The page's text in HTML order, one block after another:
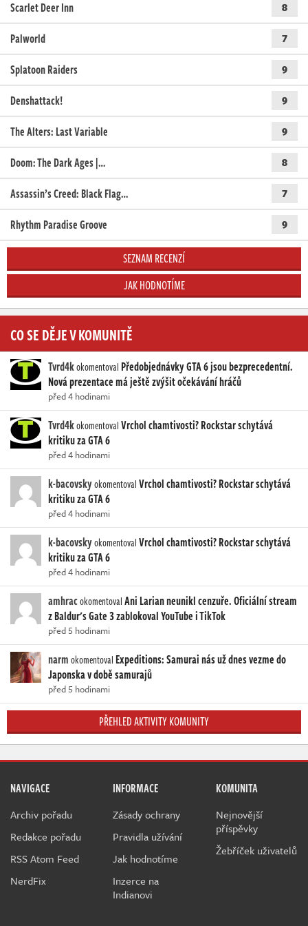
Scarlet Deer Inn 8
Palworld 7
Splatoon Raiders 9
Denshattack! 9
The Alters: Last Variable 9
Doom: The Dark Ages |… 8
Assassin’s Creed: Black Flag… 7
Rhythm Paradise Groove 9
SEZNAM RECENZÍ
JAK HODNOTÍME
CO SE DĚJE V KOMUNITĚ
Tvrd4kokomentoval Předobjednávky GTA 6 jsou bezprecedentní.
Nová prezentace má ještě zvýšit očekávání hráčů
před 4 hodinami
Tvrd4kokomentovalVrchol chamtivosti? Rockstar schytává
kritiku za GTA 6
před 4 hodinami
k-bacovskyokomentovalVrchol chamtivosti? Rockstar schytává
kritiku za GTA 6
před 4 hodinami
k-bacovskyokomentovalVrchol chamtivosti? Rockstar schytává
kritiku za GTA 6
před 4 hodinami
amhracokomentovalAni Larian neunikl cenzuře. Oficiální stream
z Baldur's Gate 3 zablokoval YouTube i TikTok
před 5 hodinami
narmokomentoval Expeditions: Samurai nás už dnes vezme do
Japonska v době samurajů
před 5 hodinami
PŘEHLED AKTIVITY KOMUNITY
NAVIGACE
Archiv pořadu
Redakce pořadu
RSS Atom Feed
NerdFix
INFORMACE
Zásady ochrany
Pravidla užívání
Jak hodnotíme
Inzerce na
Indianovi
KOMUNITA
Nejnovější
příspěvky
Žebříček uživatelů